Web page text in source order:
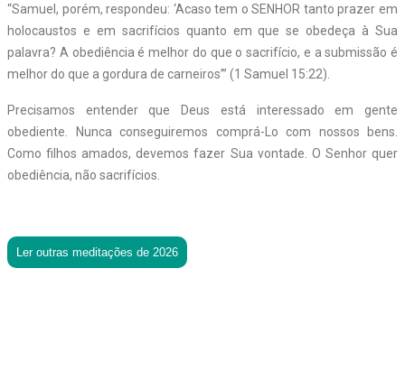
“Samuel, porém, respondeu: ‘Acaso tem o SENHOR tanto prazer em
holocaustos e em sacrifícios quanto em que se obedeça à Sua
palavra? A obediência é melhor do que o sacrifício, e a submissão é
melhor do que a gordura de carneiros’” (1 Samuel 15:22).
Precisamos entender que Deus está interessado em gente
obediente. Nunca conseguiremos comprá-Lo com nossos bens.
Como filhos amados, devemos fazer Sua vontade. O Senhor quer
obediência, não sacrifícios.
Ler outras meditações de 2026